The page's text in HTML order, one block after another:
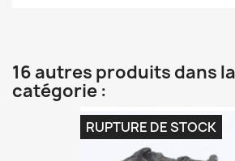
16 autres produits dans
catégorie :
RUPTURE DE STOCK